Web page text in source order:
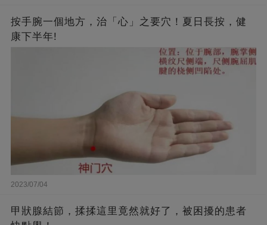
按手腕一個地方，治「心」之要穴！夏日長按，健
康下半年!
2023/07/04
甲狀腺結節，揉揉這里竟然就好了，被困擾的患者